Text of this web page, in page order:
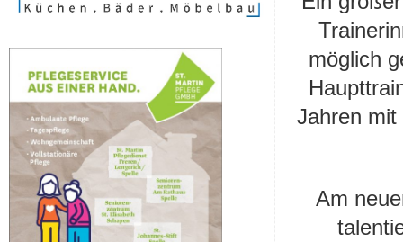
möglich
Jahren
Am